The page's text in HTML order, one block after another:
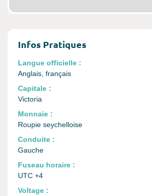
Infos Pratiques
Langue officielle :
Anglais, français
Capitale :
Victoria
Monnaie :
Roupie seychelloise
Conduite :
Gauche
Fuseau horaire :
UTC +4
Voltage :